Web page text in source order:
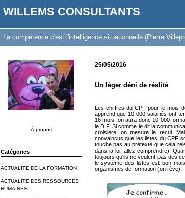
WILLEMS CONSULTANTS
La compétence c'est l'intelligence situationnelle (Pierre
À propos
Catégories
ACTUALITE DE LA FORMATION
ACTUALITE DES RESSOURCES
HUMAINES
25/05/2016
Un léger déni de réalité
Les chiffres du CPF pour le mois
apprend que 10 000 salariés ont
16 mois, on aura donc 10 000
le DIF. Si comme le dit la
croisière, on mesure le recul.
convaincus que les listes du CPF
touche pas au prétexte que cela
dans la loi, allez comprendre).
toujours qu'ils ne veulent pas des
le système des listes est bon
organismes de formation (on rêve).